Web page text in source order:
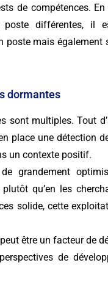
de compétences.
différentes, il
mais également
dormantes
sont multiples. Tout
place une détection
un contexte positif.
grandement
qu’en les
solide, cette
être un facteur de
de